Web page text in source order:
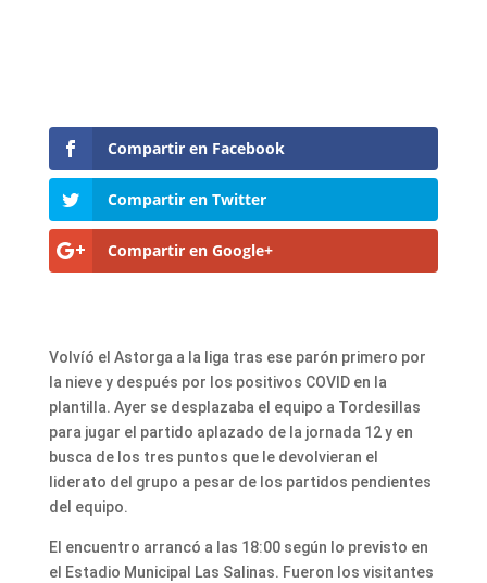
Compartir en Facebook
Compartir en Twitter
Compartir en Google+
Volvíó el Astorga a la liga tras ese parón primero por
la nieve y después por los positivos COVID en la
plantilla. Ayer se desplazaba el equipo a Tordesillas
para jugar el partido aplazado de la jornada 12 y en
busca de los tres puntos que le devolvieran el
liderato del grupo a pesar de los partidos pendientes
del equipo.
El encuentro arrancó a las 18:00 según lo previsto en
el Estadio Municipal Las Salinas. Fueron los visitantes